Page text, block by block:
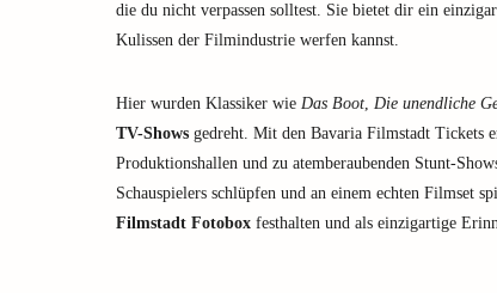
die du nicht verpassen solltest. Sie bietet dir ein
Kulissen der Filmindustrie werfen kannst.
Hier wurden Klassiker wie Das Boot, Die unendliche
TV-Shows gedreht. Mit den Bavaria Filmstadt Tickets
Produktionshallen und zu atemberaubenden Stunt-
Schauspielers schlüpfen und an einem echten Filmset
Filmstadt Fotobox festhalten und als einzigartige